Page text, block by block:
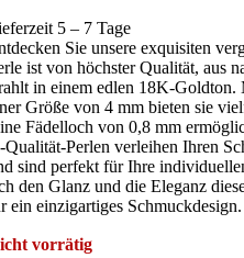
5 – 7 Tage
Sie unsere exquisiten
ist von höchster Qualität, aus
in einem edlen 18K-Goldton.
Größe von 4 mm bieten sie
Fädelloch von 0,8 mm
Perlen verleihen Ihren
sind perfekt für Ihre
den Glanz und die Eleganz
ein einzigartiges Schmuckdesign.
vorrätig